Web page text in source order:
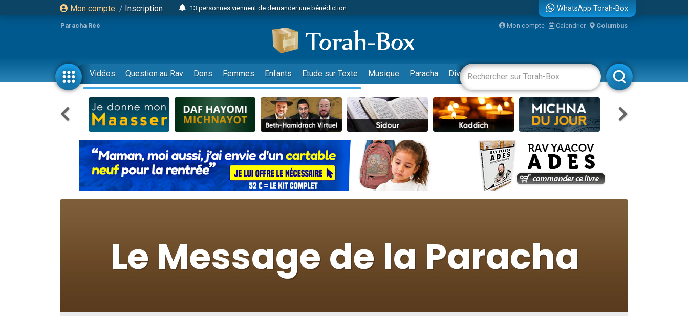
Mon compte / Inscription
13 personnes viennent de demander une bénédiction
12 nouvelles musiques dans Torah-Box Music
30 personnes viennent de faire un don pour Sauvez la jambe de Yohan
3 personnes viennent de nous rejoindre sur WhatsApp
2 personnes viennent de nous rejoindre sur WhatsApp
3 personnes viennent de nous rejoindre sur WhatsApp
2 nouvelles musiques dans Torah-Box Music
8 personnes viennent de faire un don pour Tsédaka : pauvres d'Israel
4 personnes viennent de faire un don pour Diane, 80 ans, dans un appartement insalubre
Nouvelle émission radio : Visions de grandeur n°104 : Le Chabbath et le Birkat Hamazone à travers le temps
61 personnes viennent de demander une bénédiction
Il reste 49 places pour étudier en groupe sur Zoom
2 personnes viennent de faire un don pour Reloger Rivka, 6 enfants, victime de violences...
10 personnes viennent de demander une bénédiction
WhatsApp Torah-Box
Paracha Réé Mon compte Calendrier Columbus
Vidéos Question au Rav Dons Femmes Enfants Etude sur Texte Musique Paracha Divertissements Livres Rabbanim